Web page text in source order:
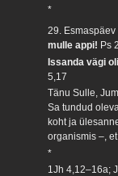
*
29. Esmaspäev
mulle appi! Ps
Issanda vägi
5,17
Tänu Sulle,
Sa tundud
koht ja
organismis –,
*
1Jh 4,12–16a;